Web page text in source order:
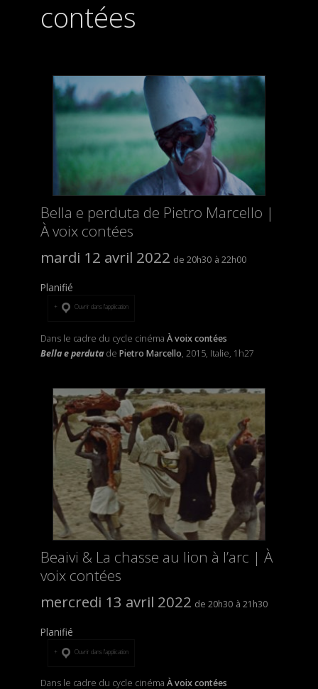
contées
Bella e perduta de Pietro Marcello |
À voix contées
mardi 12 avril 2022
20h30 22h00
Planifié
Ouvrir dans l’application
Dans le cadre du cycle cinéma À voix contées
Bella e perdutade Pietro Marcello, 2015, Italie, 1h27
Beaivi & La chasse au lion à l’arc | À
voix contées
mercredi 13 avril 2022
20h30 21h30
Planifié
Ouvrir dans l’application
Dans le cadre du cycle cinéma À voix contées